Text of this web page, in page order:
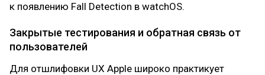
к появлению Fall Detection в watchOS.
Закрытые тестирования и обратная связь от
пользователей
Для отшлифовки UX Apple широко практикует